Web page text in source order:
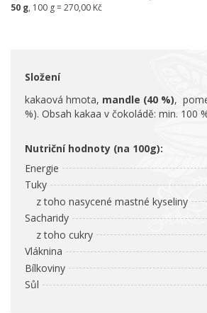
50 g, 100 g = 270,00 Kč
Složení
kakaová hmota, mandle (40 %),
%). Obsah kakaa v čokoládě: min. 100
Nutriční hodnoty (na 100g):
Energie
Tuky
z toho nasycené mastné kyseliny
Sacharidy
z toho cukry
Vláknina
Bílkoviny
Sůl